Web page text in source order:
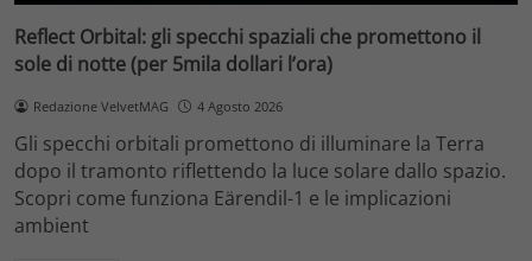
Reflect Orbital: gli specchi spaziali che promettono il
sole di notte (per 5mila dollari l’ora)
Redazione VelvetMAG 4 Agosto 2026
Gli specchi orbitali promettono di illuminare la Terra
dopo il tramonto riflettendo la luce solare dallo spazio.
Scopri come funziona Eärendil-1 e le implicazioni
ambient